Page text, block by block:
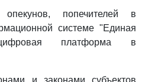
попечителей в
системе "Единая
цифровая платформа в
и законами субъектов